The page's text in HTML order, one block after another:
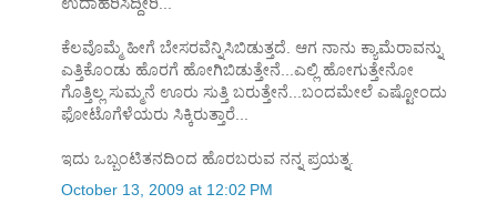
ಉದಾಹರಿಸಿದ್ದೀರಿ...
ಕೆಲವೊಮ್ಮೆ ಹೀಗೆ ಬೇಸರವೆನ್ನಿಸಿಬಿಡುತ್ತದೆ. ಆಗ ನಾನು ಕ್ಯಾಮೆರಾವನ್ನು
ಎತ್ತಿಕೊಂಡು ಹೊರಗೆ ಹೋಗಿಬಿಡುತ್ತೇನೆ...ಎಲ್ಲಿ ಹೋಗುತ್ತೇನೋ
ಗೊತ್ತಿಲ್ಲ ಸುಮ್ಮನೆ ಊರು ಸುತ್ತಿ ಬರುತ್ತೇನೆ...ಬಂದಮೇಲೆ ಎಷ್ಟೋಂದು
ಫೋಟೊಗೆಳೆಯರು ಸಿಕ್ಕಿರುತ್ತಾರೆ...
ಇದು ಒಬ್ಬಂಟಿತನದಿಂದ ಹೊರಬರುವ ನನ್ನ ಪ್ರಯತ್ನ.
October 13, 2009 at 12:02 PM